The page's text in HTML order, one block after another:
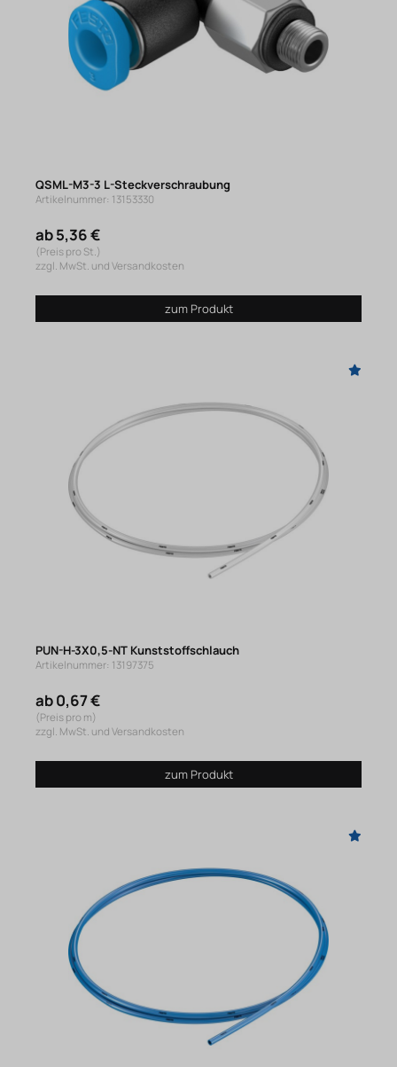
QSML-M3-3 L-Steckverschraubung
Artikelnummer: 13153330
ab 5,36 €
(Preis pro St.)
zzgl. MwSt. und Versandkosten
zum Produkt
PUN-H-3X0,5-NT Kunststoffschlauch
Artikelnummer: 13197375
ab 0,67 €
(Preis pro m)
zzgl. MwSt. und Versandkosten
zum Produkt